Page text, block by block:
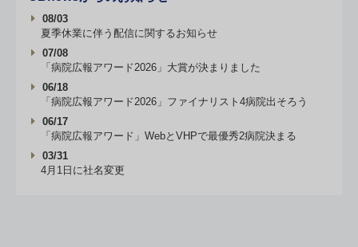
08/03
夏季休業に伴う配信に関するお知らせ
07/08
「病院広報アワード2026」大賞が決まりました
06/18
「病院広報アワード2026」ファイナリスト4病院出そろう
06/17
「病院広報アワード」WebとVHPで最優秀2病院決まる
03/31
4月1日に社名変更